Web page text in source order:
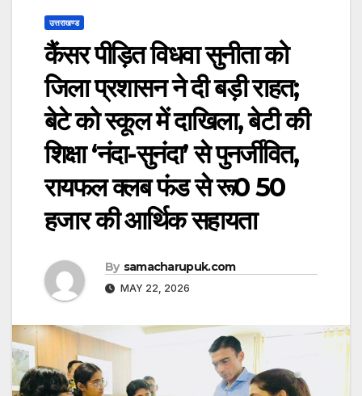
उत्तराखण्ड
कैंसर पीड़ित विधवा सुनीता को
जिला प्रशासन ने दी बड़ी राहत;
बेटे को स्कूल में दाखिला, बेटी की
शिक्षा ‘नंदा-सुनंदा’ से पुनर्जीवित,
रायफल क्लब फंड से रू0 50
हजार की आर्थिक सहायता
By samacharupuk.com
MAY 22, 2026